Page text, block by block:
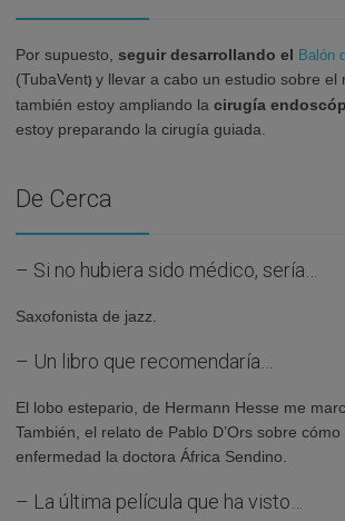
Por supuesto, seguir desarrollando el Balón
(TubaVent) y llevar a cabo un estudio sobre el
también estoy ampliando la cirugía
estoy preparando la cirugía guiada.
De Cerca
– Si no hubiera sido médico, sería…
Saxofonista de jazz.
– Un libro que recomendaría…
El lobo estepario, de Hermann Hesse me
También, el relato de Pablo D’Ors sobre
enfermedad la doctora África Sendino.
– La última película que ha visto…